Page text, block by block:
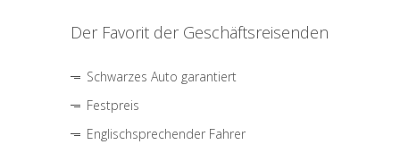
Der Favorit der Geschäftsreisenden
Schwarzes Auto garantiert
Festpreis
Englischsprechender Fahrer